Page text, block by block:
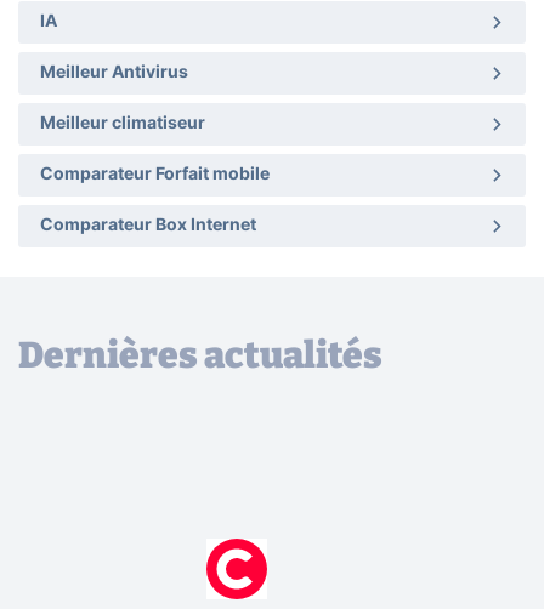
IA
Meilleur Antivirus
Meilleur climatiseur
Comparateur Forfait mobile
Comparateur Box Internet
Dernières actualités